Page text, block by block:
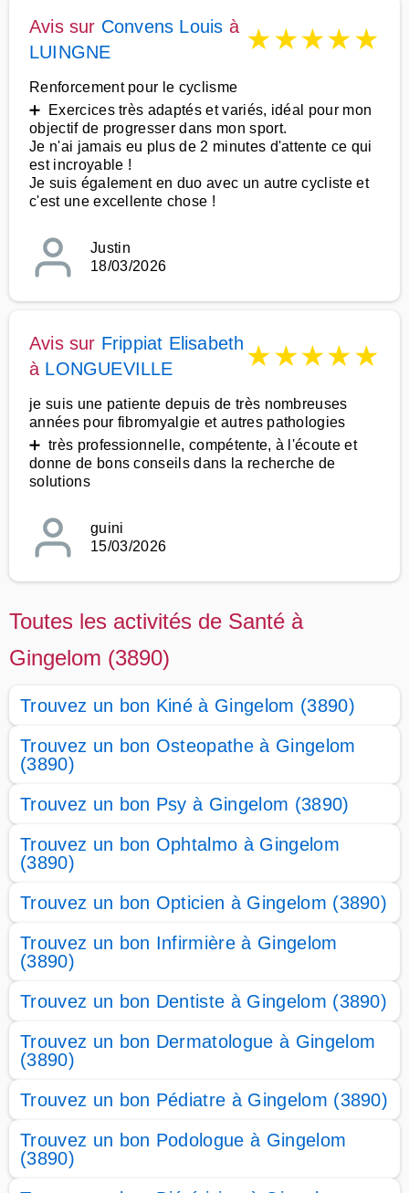
Avis sur Convens Louis à
LUINGNE
★★★★★
Renforcement pour le cyclisme
➕ Exercices très adaptés et variés, idéal pour mon
objectif de progresser dans mon sport.
Je n'ai jamais eu plus de 2 minutes d'attente ce qui
est incroyable !
Je suis également en duo avec un autre cycliste et
c'est une excellente chose !
Justin
18/03/2026
Avis sur Frippiat Elisabeth
à LONGUEVILLE ★★★★★
je suis une patiente depuis de très nombreuses
années pour fibromyalgie et autres pathologies
➕ très professionnelle, compétente, à l'écoute et
donne de bons conseils dans la recherche de
solutions
guini
15/03/2026
Toutes les activités de Santé à
Gingelom (3890)
Trouvez un bon Kiné à Gingelom (3890)
Trouvez un bon Osteopathe à Gingelom
(3890)
Trouvez un bon Psy à Gingelom (3890)
Trouvez un bon Ophtalmo à Gingelom
(3890)
Trouvez un bon Opticien à Gingelom (3890)
Trouvez un bon Infirmière à Gingelom
(3890)
Trouvez un bon Dentiste à Gingelom (3890)
Trouvez un bon Dermatologue à Gingelom
(3890)
Trouvez un bon Pédiatre à Gingelom (3890)
Trouvez un bon Podologue à Gingelom
(3890)